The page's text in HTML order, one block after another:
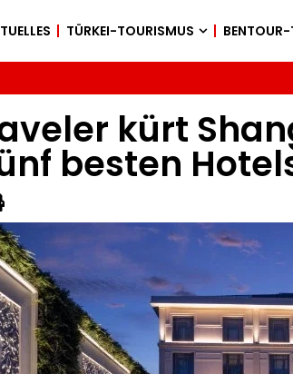
TÜRKEI-TOURISMUS
kürt
besten